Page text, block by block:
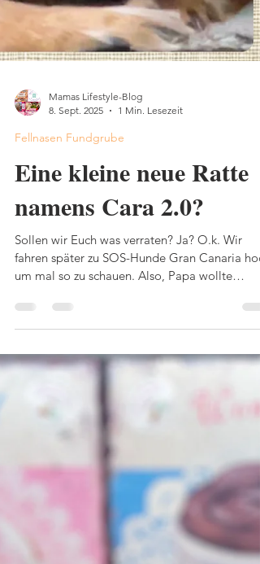
Mamas Lifestyle-Blog
8. Sept. 2025
1 Min. Lesezeit
Fellnasen Fundgrube
Eine kleine neue Ratte
namens Cara 2.0?
fahren später zu SOS-Hunde Gran Canaria
um mal so zu schauen. Also, Papa wollte